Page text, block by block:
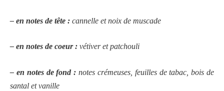
– en notes de tête : cannelle et noix de muscade
– en notes de coeur : vétiver et patchouli
– en notes de fond : notes crémeuses, feuilles de tabac, bois de
santal et vanille